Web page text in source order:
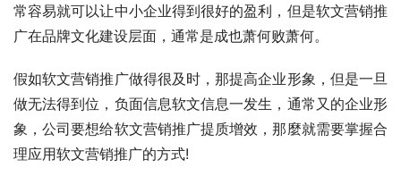
常容易就可以让中小企业得到很好的盈利，但是软文营销推
广在品牌文化建设层面，通常是成也萧何败萧何。
假如软文营销推广做得很及时，那提高企业形象，但是一旦
做无法得到位，负面信息软文信息一发生，通常又的企业形
象，公司要想给软文营销推广提质增效，那麼就需要掌握合
理应用软文营销推广的方式!